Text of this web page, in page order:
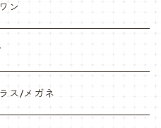
ン
ス/メガネ